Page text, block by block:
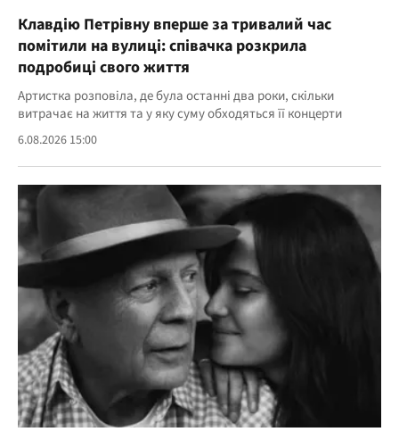
Клавдію Петрівну вперше за тривалий час
помітили на вулиці: співачка розкрила
подробиці свого життя
Артистка розповіла, де була останні два роки, скільки
витрачає на життя та у яку суму обходяться її концерти
6.08.2026 15:00